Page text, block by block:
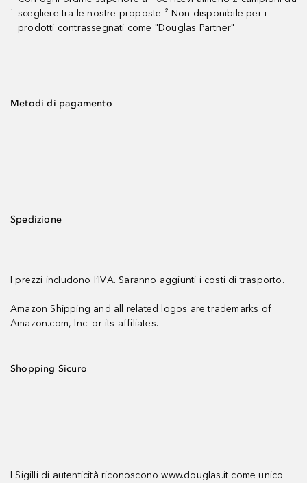
¹
scegliere tra le nostre proposte ² Non disponibile per i
prodotti contrassegnati come "Douglas Partner"
Metodi di pagamento
Spedizione
I prezzi includono l’IVA. Saranno aggiunti i costi di trasporto.
Amazon Shipping and all related logos are trademarks of
Amazon.com, Inc. or its affiliates.
Shopping Sicuro
I Sigilli di autenticità riconoscono www.douglas.it come unico